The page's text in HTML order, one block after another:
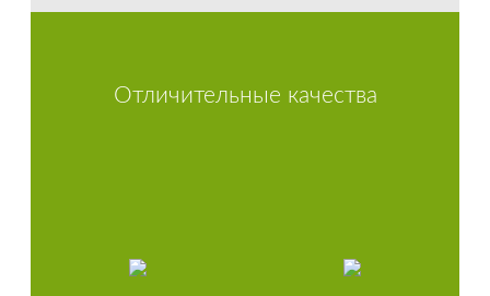
Отличительные качества